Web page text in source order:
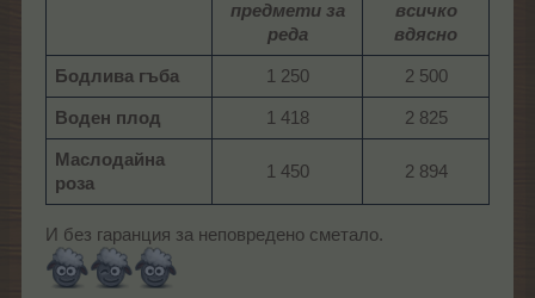
предмети за
реда
всичко
вдясно
Бодлива гъба 1 250​ 2 500​
Воден плод 1 418​ 2 825​
Маслодайна
роза
1 450​ 2 894​
И без гаранция за неповредено сметало.